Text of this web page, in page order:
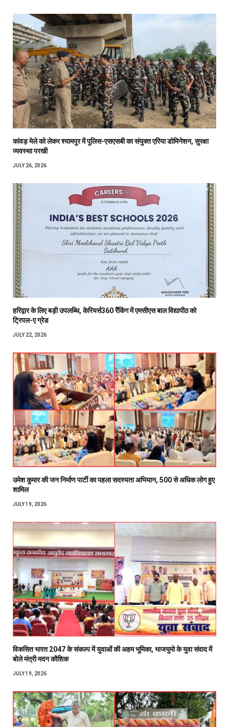
कांवड़ मेले को लेकर श्यामपुर में पुलिस-एसएसबी का संयुक्त एरिया डोमिनेशन, सुरक्षा
व्यवस्था परखी
JULY 26, 2026
हरिद्वार के लिए बड़ी उपलब्धि, केरियर्स360 रैंकिंग में एमसीएस बाल विद्यापीठ को
ट्रिपल-ए ग्रेड
JULY 22, 2026
उमेश कुमार की जन निर्माण पार्टी का पहला सदस्यता अभियान, 500 से अधिक लोग हुए
शामिल
JULY 19, 2026
विकसित भारत 2047 के संकल्प में युवाओं की अहम भूमिका, भाजयुमो के युवा संवाद में
बोले मंत्री मदन कौशिक
JULY 19, 2026